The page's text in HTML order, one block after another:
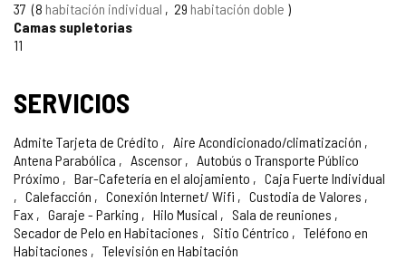
37 8 habitación individual 29 habitación doble
Camas supletorias
11
SERVICIOS
Admite Tarjeta de Crédito
Aire Acondicionado/climatización
Antena Parabólica
Ascensor
Autobús o Transporte Público
Próximo
Bar-Cafetería en el alojamiento
Caja Fuerte Individual
Calefacción
Conexión Internet/ Wifi
Custodia de Valores
Fax
Garaje - Parking Hilo Musical
Sala de reuniones
Secador de Pelo en Habitaciones
Sitio Céntrico
Teléfono en
Habitaciones
Televisión en Habitación